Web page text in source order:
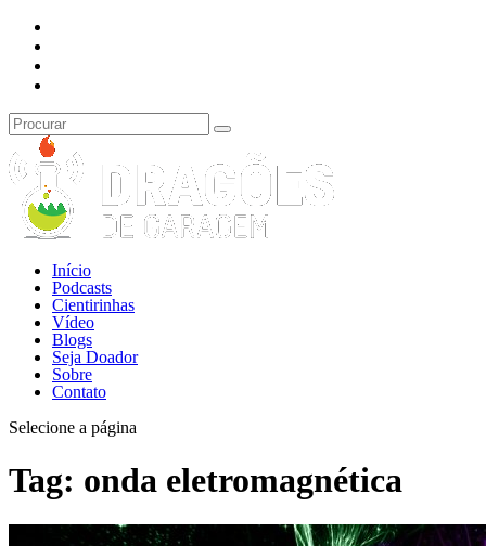
Início
Podcasts
Cientirinhas
Vídeo
Blogs
Seja Doador
Sobre
Contato
Selecione a página
Tag: onda eletromagnética